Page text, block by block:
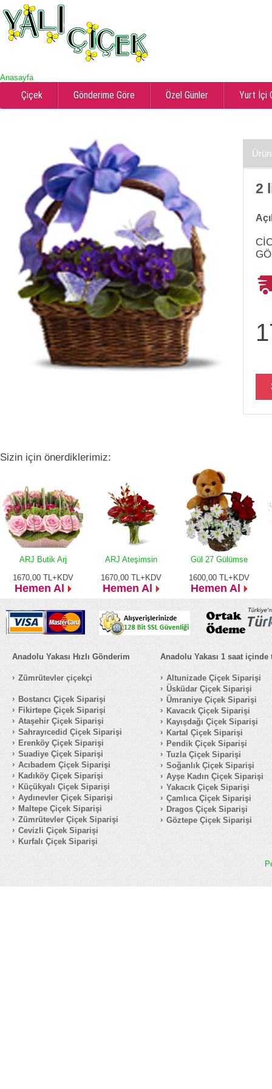
Anasayfa
Çiçek Gönderime Göre Özel Günler Yurt İçi
2
Sizin için önerdiklerimiz:
ARJ Butik Arj
1670,00 TL+KDV
Hemen Al
ARJ Ateşimsin
1670,00 TL+KDV
Hemen Al
Gül 27 Gülümse
1600,00 TL+KDV
Hemen Al
Anadolu Yakası Hızlı Gönderim
Zümrütevler çiçekçi
Bostancı Çiçek Siparişi
Fikirtepe Çiçek Siparişi
Ataşehir Çiçek Siparişi
Sahrayıcedid Çiçek Siparişi
Erenköy Çiçek Siparişi
Suadiye Çiçek Siparişi
Acıbadem Çiçek Siparişi
Kadıköy Çiçek Siparişi
Küçükyalı Çiçek Siparişi
Aydınevler Çiçek Siparişi
Maltepe Çiçek Siparişi
Zümrütevler Çiçek Siparişi
Cevizli Çiçek Siparişi
Kurfalı Çiçek Siparişi
Anadolu Yakası 1 saat içinde
Altunizade Çiçek Siparişi
Üsküdar Çiçek Siparişi
Ümraniye Çiçek Siparişi
Kavacık Çiçek Siparişi
Kayışdağı Çiçek Siparişi
Kartal Çiçek Siparişi
Pendik Çiçek Siparişi
Tuzla Çiçek Siparişi
Soğanlık Çiçek Siparişi
Ayşe Kadın Çiçek Siparişi
Yakacık Çiçek Siparişi
Çamlıca Çiçek Siparişi
Dragos Çiçek Siparişi
Göztepe Çiçek Siparişi